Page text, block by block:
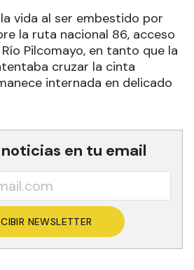
vida al ser embestido por
la ruta nacional 86, acceso
Pilcomayo, en tanto que la
cruzar la cinta
internada en delicado
en tu email
NEWSLETTER